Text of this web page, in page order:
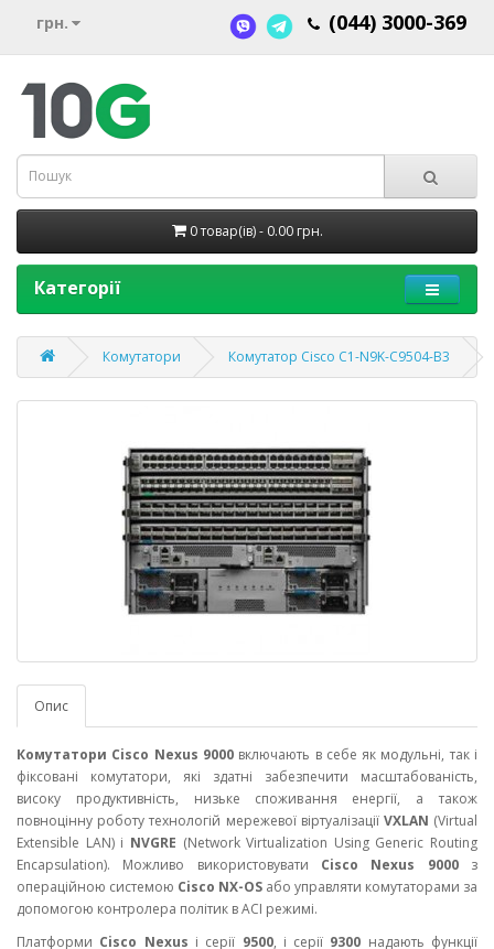
грн. (044) 3000-369
0 товар(ів) - 0.00 грн.
Категорії
Комутатори Комутатор Cisco C1-N9K-C9504-B3
Опис
Комутатори Cisco Nexus 9000включають в себе як модульні, так і
фіксовані комутатори, які здатні забезпечити масштабованість,
високу продуктивність, низьке споживання енергії, а також
повноцінну роботу технологій мережевої віртуалізаціїVXLAN (Virtual
Extensible LAN) і NVGRE (Network Virtualization Using Generic Routing
Encapsulation). Можливо використовувати Cisco Nexus 9000з
операційною системою Cisco NX-OS або управляти комутаторами за
допомогою контролера політик в ACI режимі.
Платформи Cisco Nexus і серії 9500, і серії 9300 надають функції